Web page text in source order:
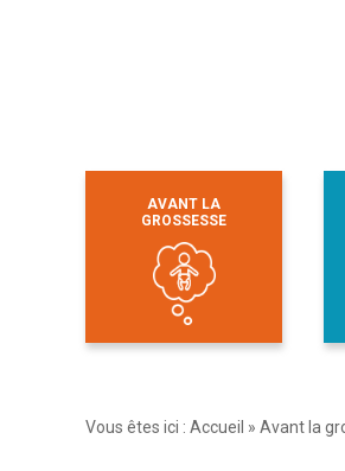
AVANT LA
GROSSESSE
Vous êtes ici : Accueil » Avant la